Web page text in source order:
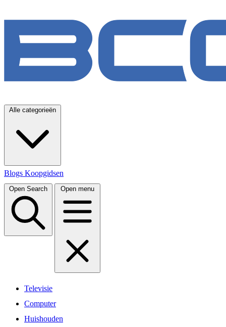
Alle categorieën
Blogs Koopgidsen
Open Search Open menu
Televisie
Computer
Huishouden